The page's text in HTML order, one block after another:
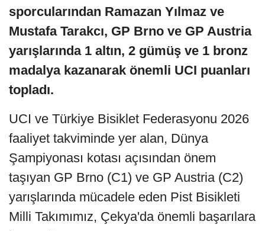
sporcularından Ramazan Yılmaz ve
Mustafa Tarakcı, GP Brno ve GP Austria
yarışlarında 1 altın, 2 gümüş ve 1 bronz
madalya kazanarak önemli UCI puanları
topladı.
UCI ve Türkiye Bisiklet Federasyonu 2026
faaliyet takviminde yer alan, Dünya
Şampiyonası kotası açısından önem
taşıyan GP Brno (C1) ve GP Austria (C2)
yarışlarında mücadele eden Pist Bisikleti
Milli Takımımız, Çekya'da önemli başarılara